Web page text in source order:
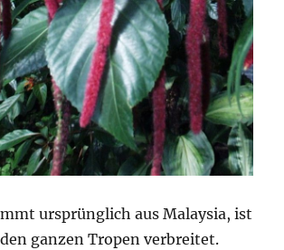
ursprünglich aus Malaysia, ist
ganzen Tropen verbreitet.